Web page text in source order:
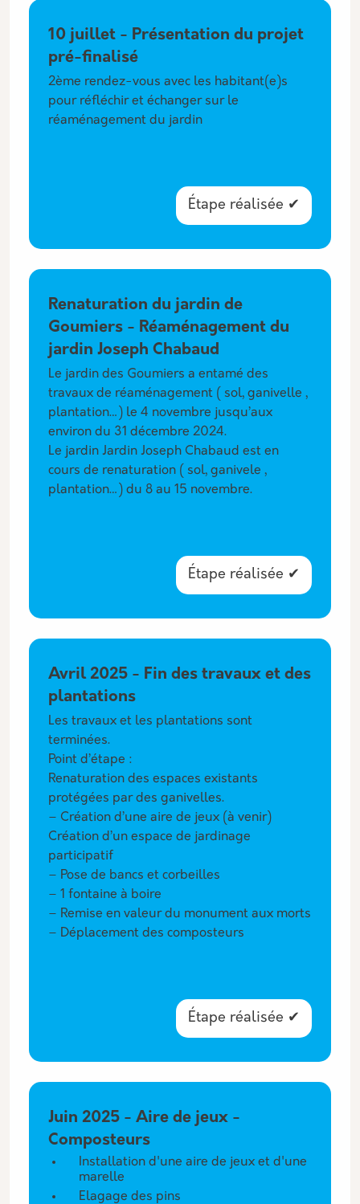
10 juillet - Présentation du projet
pré-finalisé
2ème rendez-vous avec les habitant(e)s
pour réfléchir et échanger sur le
réaménagement du jardin
Étape réalisée ✔
Renaturation du jardin de
Goumiers - Réaménagement du
jardin Joseph Chabaud
Le jardin des Goumiers a entamé des
travaux de réaménagement ( sol, ganivelle ,
plantation…) le 4 novembre jusqu’aux
environ du 31 décembre 2024.
Le jardin Jardin Joseph Chabaud est en
cours de renaturation ( sol, ganivele ,
plantation…) du 8 au 15 novembre.
Étape réalisée ✔
Avril 2025 - Fin des travaux et des
plantations
Les travaux et les plantations sont
terminées.
Point d’étape :
Renaturation des espaces existants
protégées par des ganivelles.
– Création d’une aire de jeux (à venir)
Création d’un espace de jardinage
participatif
– Pose de bancs et corbeilles
– 1 fontaine à boire
– Remise en valeur du monument aux morts
– Déplacement des composteurs
Étape réalisée ✔
Juin 2025 - Aire de jeux -
Composteurs
Installation d'une aire de jeux et d'une
marelle
Elagage des pins